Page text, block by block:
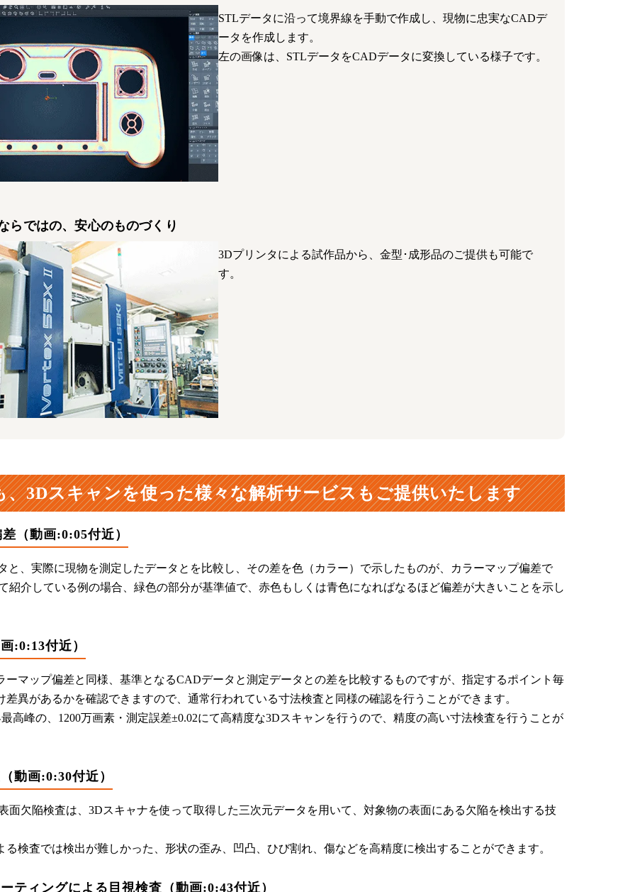
STLデータに沿って境界線を手動で作成し、現物に忠実なCADデ
ータを作成します。
左の画像は、STLデータをCADデータに変換している様子です。
らではの、安心のものづくり
3Dプリンタによる試作品から、金型･成形品のご提供も可能で
す。
、3Dスキャンを使った様々な解析サービスもご提供いたします
（動画:0:05付近）
と、実際に現物を測定したデータとを比較し、その差を色（カラー）で示したものが、カラーマップ偏差で
紹介している例の場合、緑色の部分が基準値で、赤色もしくは青色になればなるほど偏差が大きいことを示し
:0:13付近）
ーマップ偏差と同様、基準となるCADデータと測定データとの差を比較するものですが、指定するポイント毎
差異があるかを確認できますので、通常行われている寸法検査と同様の確認を行うことができます。
高峰の、1200万画素・測定誤差±0.02にて高精度な3Dスキャンを行うので、精度の高い寸法検査を行うことが
動画:0:30付近）
面欠陥検査は、3Dスキャナを使って取得した三次元データを用いて、対象物の表面にある欠陥を検出する技
る検査では検出が難しかった、形状の歪み、凹凸、ひび割れ、傷などを高精度に検出することができます。
ティングによる目視検査（動画:0:43付近）